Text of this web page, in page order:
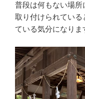
普段は何もない場
取り付けられてい
ている気分になりま